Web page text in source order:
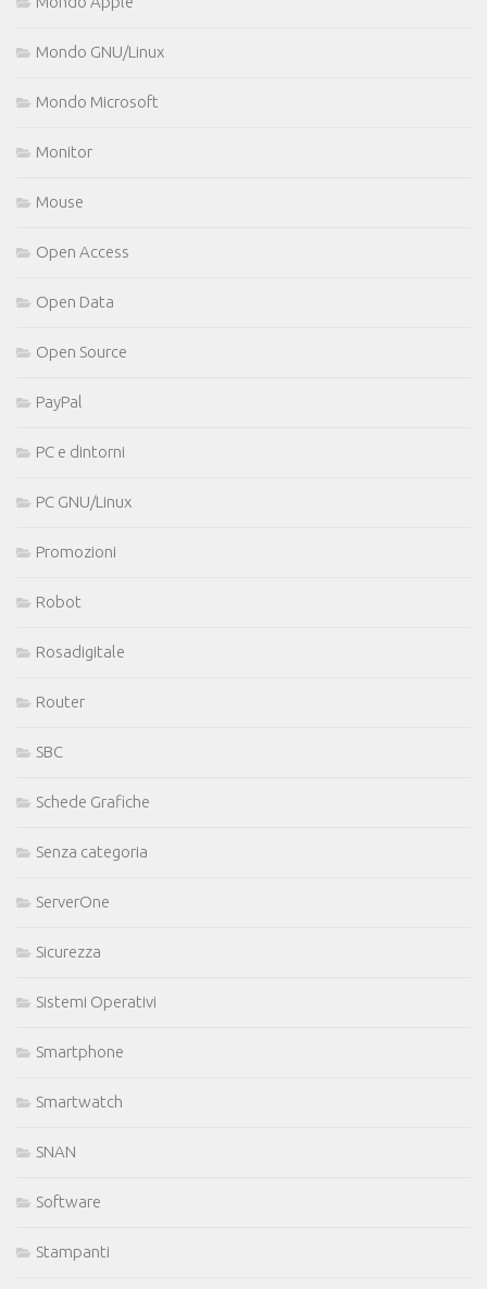
Mondo GNU/Linux
Mondo Microsoft
Monitor
Mouse
Open Access
Open Data
Open Source
PayPal
PC e dintorni
PC GNU/Linux
Promozioni
Robot
Rosadigitale
Router
SBC
Schede Grafiche
Senza categoria
ServerOne
Sicurezza
Sistemi Operativi
Smartphone
Smartwatch
SNAN
Software
Stampanti